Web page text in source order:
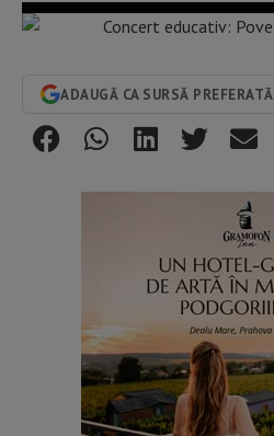
ADAUGĂ CA SURSĂ PREFERATĂ